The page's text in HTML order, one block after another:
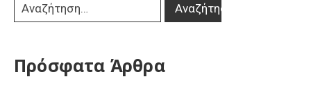
Πρόσφατα Άρθρα